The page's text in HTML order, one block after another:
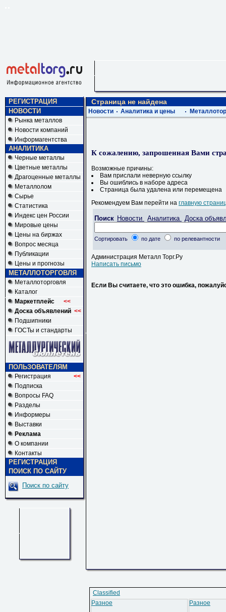
РЕГИСТРАЦИЯ
НОВОСТИ
Рынка металлов
Новости компаний
Информагентства
АНАЛИТИКА
Черные металлы
Цветные металлы
Драгоценные металлы
Металлолом
Сырье
Статистика
Индекс цен России
Мировые цены
Цены на биржах
Вопрос месяца
Публикации
Цены и прогнозы
МЕТАЛЛОТОРГОВЛЯ
Металлоторговля
Каталог
Маркетплейс
<<
Доска объявлений <<
Подшипники
ГОСТы и стандарты
ПОЛЬЗОВАТЕЛЯМ
Регистрация <<
Подписка
Вопросы FAQ
Разделы
Информеры
Выставки
Реклама
О компании
Контакты
РЕГИСТРАЦИЯ
ПОИСК ПО САЙТУ
Поиск по сайту
Страница не найдена
Новости Аналитика и цены
К сожалению, запрошенная Вами
Возможные причины:
Вам прислали неверную ссылку
Вы ошиблись в наборе адреса
Страница была удалена или перемещена
Рекомендуем Вам перейти на главную
Поиск Новости Аналитика Доска
Сортировать по дате по релевантности
Администрация Металл Торг.Ру
Написать письмо
Если Вы считаете, что это ошибка,
Classified
Разное
Разное